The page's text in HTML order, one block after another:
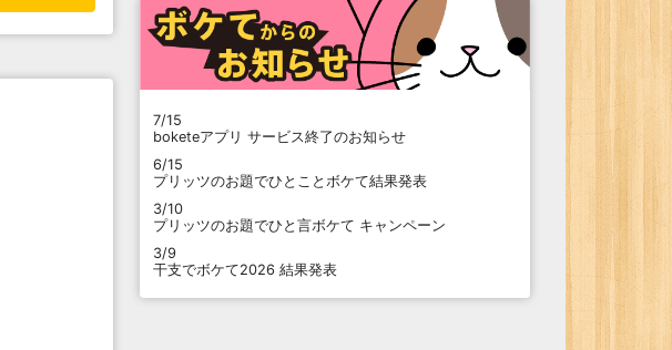
7/15
boketeアプリ サービス終了のお知らせ
6/15
プリッツのお題でひとことボケて結果発表
3/10
プリッツのお題でひと言ボケて キャンペーン
3/9
干支でボケて2026 結果発表